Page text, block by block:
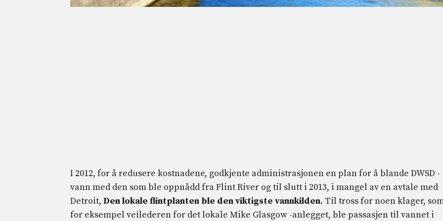
I 2012, for å redusere kostnadene, godkjente administrasjonen en plan for å blande DWSD -
vann med den som ble oppnådd fra Flint River og til slutt i 2013, i mangel av en avtale med
Detroit, Den lokale flintplanten ble den viktigste vannkilden. Til tross for noen klager,
for eksempel veilederen for det lokale Mike Glasgow -anlegget, ble passasjen til vannet i